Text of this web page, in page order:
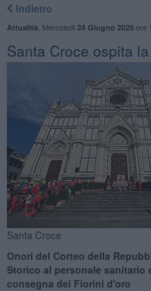
Indietro
Attualità Mercoledì 24 Giugno 2020ore
Santa Croce ospita
Santa Croce
Onori del Corteo della
Storico al personale sanitario
consegna dei Fiorini d'oro